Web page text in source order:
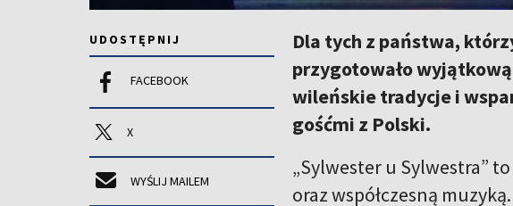
UDOSTĘPNIJ
FACEBOOK
X
WYŚLIJ MAILEM
Dla tych z państwa,
przygotowało
wileńskie tradycje i
gośćmi z Polski.
„Sylwester u Sylwestra”
oraz współczesną